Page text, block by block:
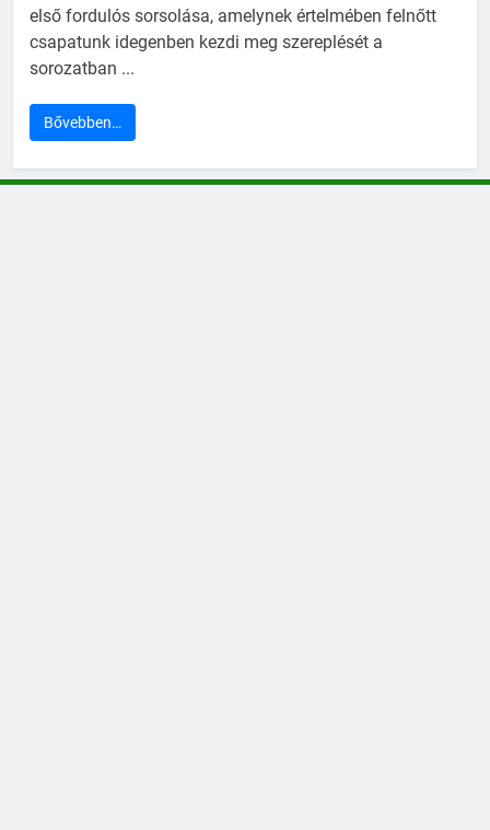
első fordulós sorsolása, amelynek értelmében felnőtt
csapatunk idegenben kezdi meg szereplését a
sorozatban ...
Bővebben…